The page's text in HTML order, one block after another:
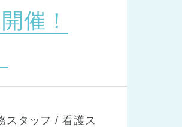
催！
スタッフ / 看護ス